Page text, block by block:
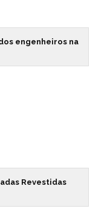
engenheiros na
Revestidas